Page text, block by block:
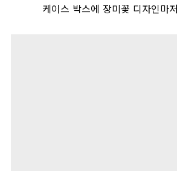
케이스 박스에 장미꽃 디자인마